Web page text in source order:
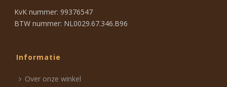
KvK nummer: 99376547
BTW nummer: NL0029.67.346.B96
Informatie
Over onze winkel